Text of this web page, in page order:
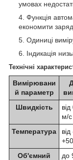
умовах
Функція
економити
Одиниці
Індикація
Технічні
Вимірювани
й параметр
Швидкість
м/с
Температура
Об'ємний
до